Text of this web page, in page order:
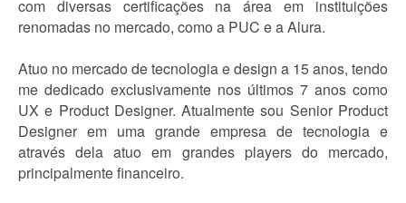
com diversas certificações na área em instituições
renomadas no mercado, como a PUC e a Alura.
Atuo no mercado de tecnologia e design a 15 anos, tendo
me dedicado exclusivamente nos últimos 7 anos como
UX e Product Designer. Atualmente sou Senior Product
Designer em uma grande empresa de tecnologia e
através dela atuo em grandes players do mercado,
principalmente financeiro.